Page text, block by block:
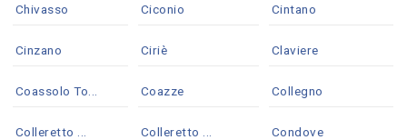
Chivasso Ciconio Cintano
Cinzano Ciriè Claviere
Coassolo To... Coazze Collegno
Colleretto ... Colleretto ... Condove